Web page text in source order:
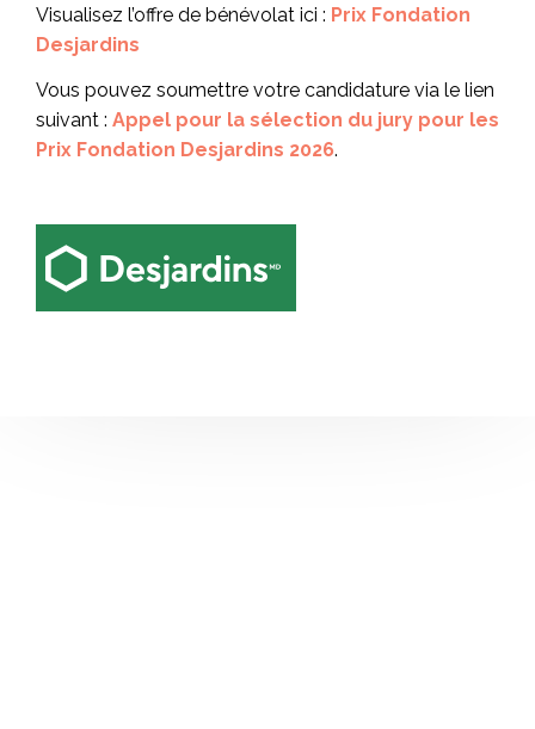
Visualisez l’offre de bénévolat ici : Prix Fondation
Desjardins
Vous pouvez soumettre votre candidature via le lien
suivant : Appel pour la sélection du jury pour les
Prix Fondation Desjardins 2026.